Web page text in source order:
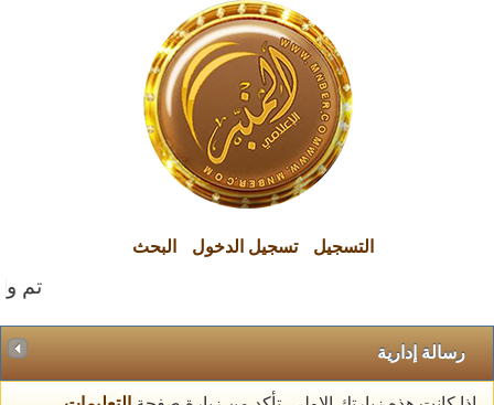
التسجيل تسجيل الدخول البحث
تم
رسالة إدارية